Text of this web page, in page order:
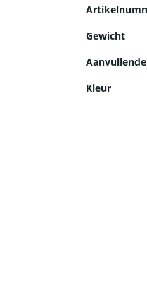
Gewicht
Kleur